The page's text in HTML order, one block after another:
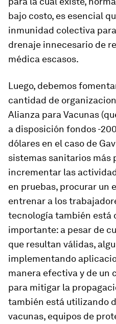
bajo costo, es esencial
inmunidad colectiva
drenaje innecesario de
médica escasos.
Luego, debemos
cantidad de
Alianza para Vacunas
a disposición fondos -
dólares en el caso de
sistemas sanitarios más
incrementar las
en pruebas, procurar un
entrenar a los
tecnología también está
importante: a pesar de
que resultan válidas,
implementando
manera efectiva y de un
para mitigar la
también está utilizando
vacunas, equipos de